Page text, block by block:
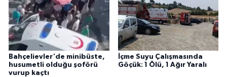
Bahçelievler'de minibüste,
husumetli olduğu şoförü
vurup kaçtı
İçme Suyu Çalışmasında
Göçük: 1 Ölü, 1 Ağır Yaralı